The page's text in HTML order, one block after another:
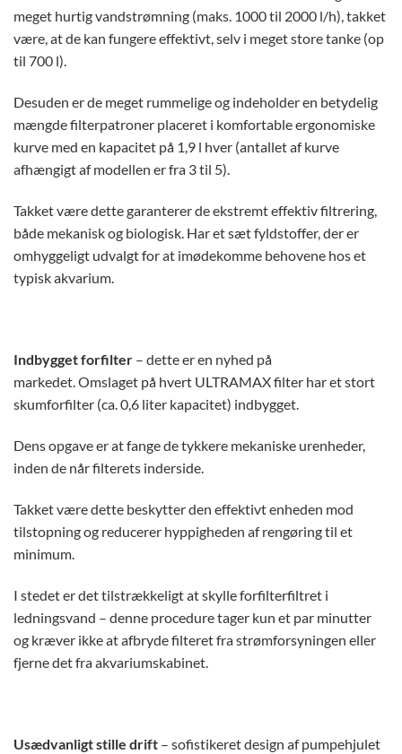
meget hurtig vandstrømning (maks. 1000 til 2000 l/h), takket
være, at de kan fungere effektivt, selv i meget store tanke (op
til 700 l).
Desuden er de meget rummelige og indeholder en betydelig
mængde filterpatroner placeret i komfortable ergonomiske
kurve med en kapacitet på 1,9 l hver (antallet af kurve
afhængigt af modellen er fra 3 til 5).
Takket være dette garanterer de ekstremt effektiv filtrering,
både mekanisk og biologisk. Har et sæt fyldstoffer, der er
omhyggeligt udvalgt for at imødekomme behovene hos et
typisk akvarium.
Indbygget forfilter – dette er en nyhed på
markedet. Omslaget på hvert ULTRAMAX filter har et stort
skumforfilter (ca. 0,6 liter kapacitet) indbygget.
Dens opgave er at fange de tykkere mekaniske urenheder,
inden de når filterets inderside.
Takket være dette beskytter den effektivt enheden mod
tilstopning og reducerer hyppigheden af rengøring til et
minimum.
I stedet er det tilstrækkeligt at skylle forfilterfiltret i
ledningsvand – denne procedure tager kun et par minutter
og kræver ikke at afbryde filteret fra strømforsyningen eller
fjerne det fra akvariumskabinet.
Usædvanligt stille drift – sofistikeret design af pumpehjulet